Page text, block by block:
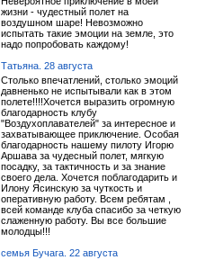
жизни - чудестный полет на
воздушном шаре! Невозможно
испытать такие эмоции на земле, это
надо попробовать каждому!
Татьяна. 28 августа
Столько впечатлений, столько эмоций
давненько не испытывали как в этом
полете!!!!Хочется выразить огромную
благодарность клубу
"Воздухоплавателей" за интересное и
захватывающее приключение. Особая
благодарность нашему пилоту Игорю
Аршава за чудесный полет, мягкую
посадку, за тактичность и за знание
своего дела. Хочется поблагодарить и
Илону Ясинскую за чуткость и
оперативную работу. Всем ребятам ,
всей команде клуба спасибо за четкую
слаженную работу. Вы все большие
молодцы!!!
семья Бучага. 22 августа